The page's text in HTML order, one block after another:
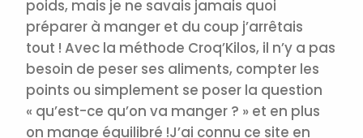
poids, mais je ne savais jamais quoi
préparer à manger et du coup j’arrêtais
tout ! Avec la méthode Croq’Kilos, il n’y a pas
besoin de peser ses aliments, compter les
points ou simplement se poser la question
« qu’est-ce qu’on va manger ? » et en plus
on mange équilibré !J’ai connu ce site en